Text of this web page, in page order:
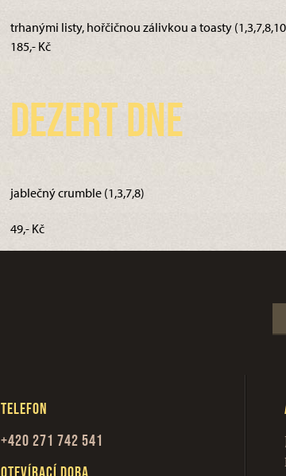
trhanými listy, hořčičnou zálivkou a toasty
185,- Kč
Dezert dne
jablečný crumble (1,3,7,8)
49,- Kč
Telefon
+420 271 742 541
Otevírací doba